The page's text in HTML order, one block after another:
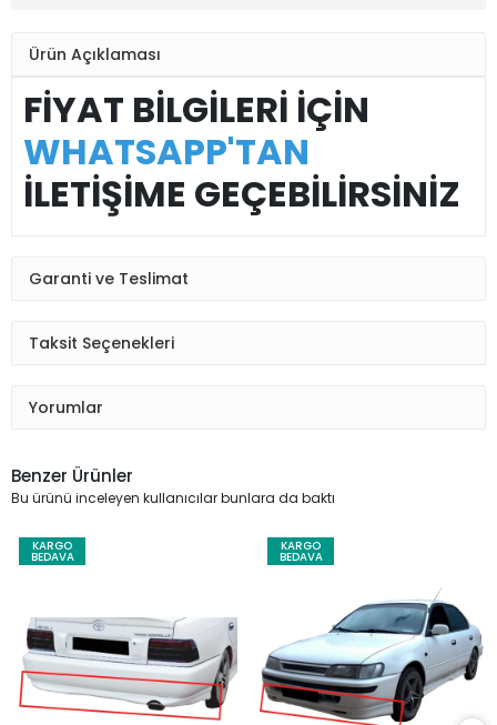
Ürün Açıklaması
FİYAT BİLGİLERİ İÇİN
WHATSAPP'TAN
İLETİŞİME GEÇEBİLİRSİNİZ
Garanti ve Teslimat
Taksit Seçenekleri
Yorumlar
Benzer Ürünler
Bu ürünü inceleyen kullanıcılar bunlara da baktı
KARGO
BEDAVA
KARGO
BEDAVA